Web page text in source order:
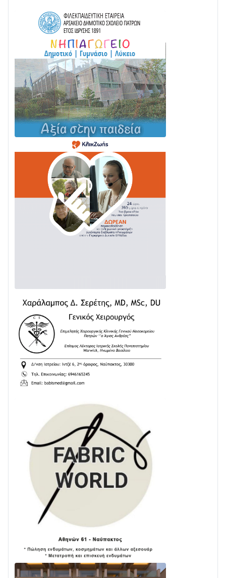
ΤΟ ΠΑΡΤΥ ΣΥΝΕΧΙΖΕΤΑΙ…
Στο σκοτάδι μεγάλο μέρος στο Λυγιά Ναυπάκτου
04/08 • 19:47
Σε τροχιά υλοποίησης η Παράκαμψη του Κέντρου
της Ναυπάκτου
04/08 • 12:08
Σε φουλ ρυθμούς το τμήμα Βόνιτσα – Άγιος Νικόλαος
| Αυτοψία Καββαδά
Με Αρχιερατική Λαμπρότητα η Πανήγυρη της
Μεταμορφώσεως του Σωτήρος στο Γολέμι
03/08 • 07:45
Ενισχύεται η Πολιτική Προστασία στο Δήμο Αγρινίου
με δύο νέα υδροφόρα οχήματα
02/08 • 18:26
28/07 • 21:46
24/07 • 11:31